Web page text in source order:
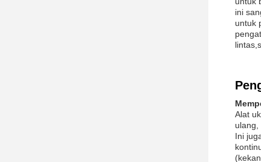
ini
untuk
Alat
ulang,
Ini